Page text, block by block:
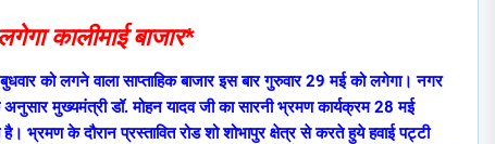
कालीमाई बाजार*
को लगने वाला साप्ताहिक बाजार इस बार गुरुवार 29 मई को लगेगा। नगर
अनुसार मुख्यमंत्री डॉ. मोहन यादव जी का सारनी भ्रमण कार्यक्रम 28 मई
भ्रमण के दौरान प्रस्तावित रोड शो शोभापुर क्षेत्र से करते हुये हवाई पट्टी